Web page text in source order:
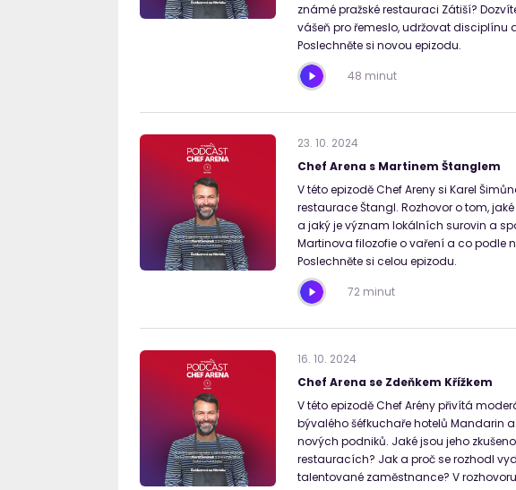
známé pražské restauraci Zátiší?
vášeň pro řemeslo, udržovat disciplínu
Poslechněte si novou epizodu.
48 minut
23. 10. 2024
Chef Arena s Martinem Štanglem
V této epizodě Chef Areny si Karel
restaurace Štangl. Rozhovor o tom,
a jaký je význam lokálních surovin a
Martinova filozofie o vaření a co podle
Poslechněte si celou epizodu.
72 minut
16. 10. 2024
Chef Arena se Zdeňkem Křížkem
V této epizodě Chef Arény přivítá
bývalého šéfkuchaře hotelů Mandarin
nových podniků. Jaké jsou jeho
restauracích? Jak a proč se rozhodl
talentované zaměstnance? V